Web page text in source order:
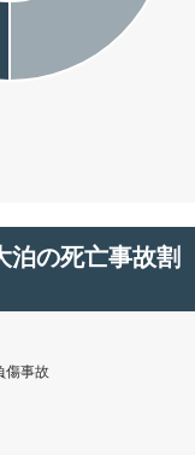
泊の死亡事故割